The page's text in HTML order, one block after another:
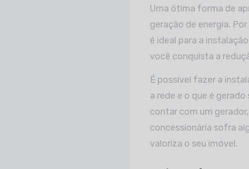
Uma ótima forma de
geração de energia.
é ideal para a
você conquista a
É possível fazer a
a rede e o que é
contar com um
concessionária sofra
valoriza o seu imóvel.